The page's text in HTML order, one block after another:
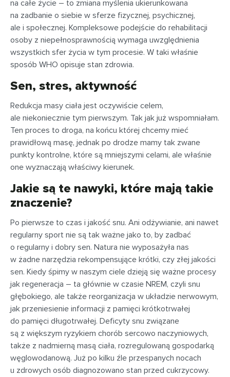
na całe życie – to zmiana myślenia ukierunkowana
na zadbanie o siebie w sferze fizycznej, psychicznej,
ale i społecznej. Kompleksowe podejście do rehabilitacji
osoby z niepełnosprawnością wymaga uwzględnienia
wszystkich sfer życia w tym procesie. W taki właśnie
sposób WHO opisuje stan zdrowia.
Sen, stres, aktywność
Redukcja masy ciała jest oczywiście celem,
ale niekoniecznie tym pierwszym. Tak jak już wspomniałam.
Ten proces to droga, na końcu której chcemy mieć
prawidłową masę, jednak po drodze mamy tak zwane
punkty kontrolne, które są mniejszymi celami, ale właśnie
one wyznaczają właściwy kierunek.
Jakie są te nawyki, które mają takie
znaczenie?
Po pierwsze to czas i jakość snu. Ani odżywianie, ani nawet
regularny sport nie są tak ważne jako to, by zadbać
o regularny i dobry sen. Natura nie wyposażyła nas
w żadne narzędzia rekompensujące krótki, czy złej jakości
sen. Kiedy śpimy w naszym ciele dzieją się ważne procesy
jak regeneracja – ta głównie w czasie NREM, czyli snu
głębokiego, ale także reorganizacja w układzie nerwowym,
jak przeniesienie informacji z pamięci krótkotrwałej
do pamięci długotrwałej. Deficyty snu związane
są z większym ryzykiem chorób sercowo naczyniowych,
także z nadmierną masą ciała, rozregulowaną gospodarką
węglowodanową. Już po kilku źle przespanych nocach
u zdrowych osób diagnozowano stan przed cukrzycowy.